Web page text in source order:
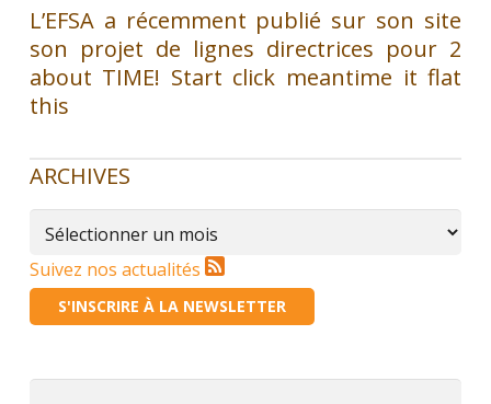
L’EFSA a récemment publié sur son site
son projet de lignes directrices pour 2
about TIME! Start click meantime it flat
this
ARCHIVES
Archives
Suivez nos actualités
S'INSCRIRE À LA NEWSLETTER